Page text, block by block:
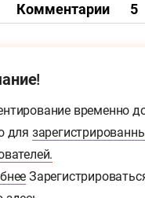
Комментарии 5
временно
для